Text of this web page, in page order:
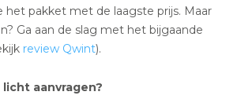
het pakket met de laagste prijs. Maar
Ga aan de slag met het bijgaande
review Qwint).
aanvragen?